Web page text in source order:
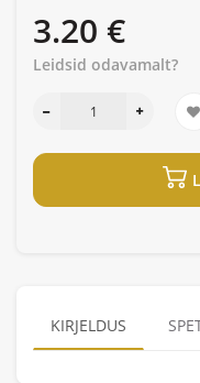
3.20 €
Leidsid odavamalt?
KIRJELDUS